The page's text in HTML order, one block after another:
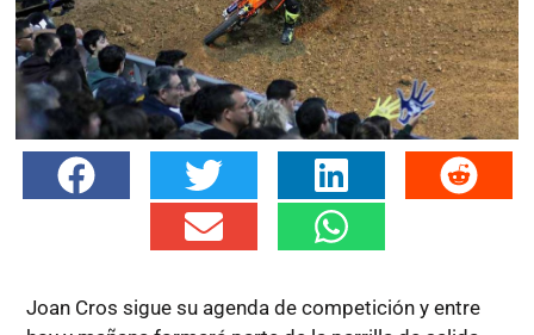
Joan Cros sigue su agenda de competición y entre